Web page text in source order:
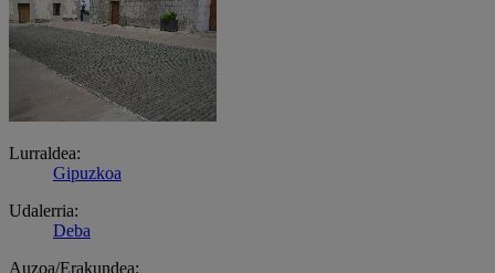
Lurraldea:
Gipuzkoa
Udalerria:
Deba
Auzoa/Erakundea: